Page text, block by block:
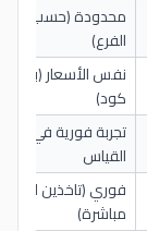
محدودة (حسب
الفرع)
نفس الأسعار (بدون
كود)
تجربة فورية في
القياس
فوري (تاخذين المنتج
مباشرة)